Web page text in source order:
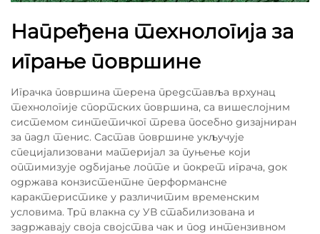
Напређена технологија за
играње површине
Играчка површина терена представља врхунац
технологије спортских површина, са вишеслојним
системом синтетичког трева посебно дизајниран
за падл тенис. Састав површине укључује
специјализовани материјал за пуњење који
оптимизује одбијање лопте и покрет играча, док
одржава конзистентне перформансне
карактеристике у различитим временским
условима. Трп влакна су УВ стабилизована и
задржавају своја својства чак и под интензивном